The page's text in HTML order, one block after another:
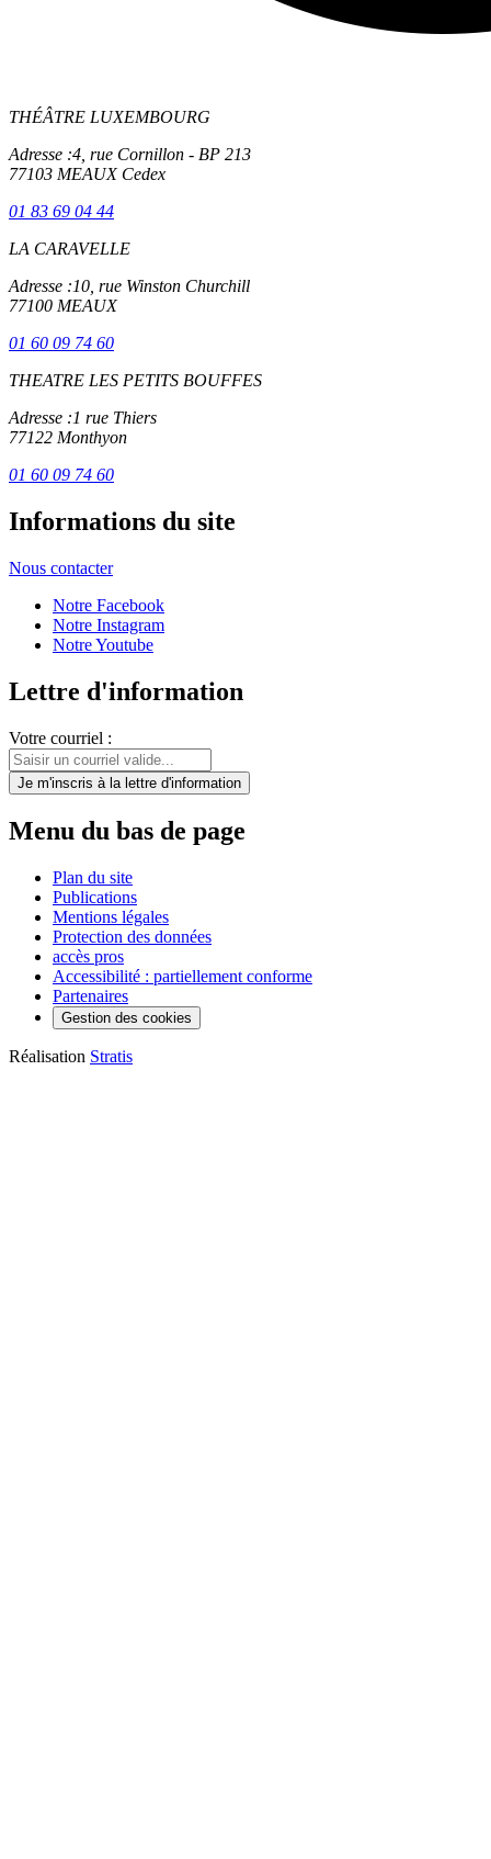
THÉÂTRE LUXEMBOURG
Adresse :4, rue Cornillon - BP 213
77103 MEAUX Cedex
01 83 69 04 44
LA CARAVELLE
Adresse :10, rue Winston Churchill
77100 MEAUX
01 60 09 74 60
THEATRE LES PETITS BOUFFES
Adresse :1 rue Thiers
77122 Monthyon
01 60 09 74 60
Informations du site
Nous contacter
Notre Facebook
Notre Instagram
Notre Youtube
Lettre d'information
Votre courriel :
Je m'inscris à la lettre d'information
Menu du bas de page
Plan du site
Publications
Mentions légales
Protection des données
accès pros
Accessibilité : partiellement conforme
Partenaires
Gestion des cookies
Réalisation Stratis